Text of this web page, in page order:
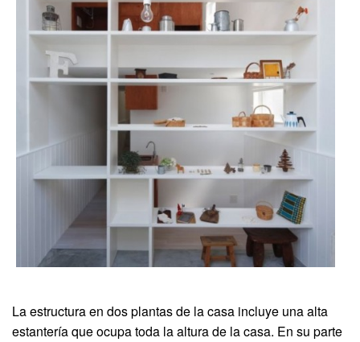
La estructura en dos plantas de la casa incluye una alta
estantería que ocupa toda la altura de la casa. En su parte